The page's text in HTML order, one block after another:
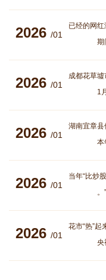
2026 /01
已经的网红
2026 /01
成都花草
2026 /01
湖南宜章县
2026 /01
当年“比炒
2026 /01